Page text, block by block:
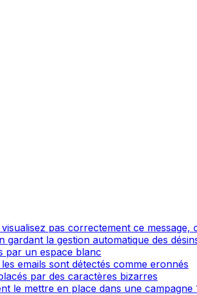
pas correctement ce message,
la gestion automatique des
par un espace blanc
emails sont détectés comme eronnés
par des caractères bizarres
le mettre en place dans une campagne